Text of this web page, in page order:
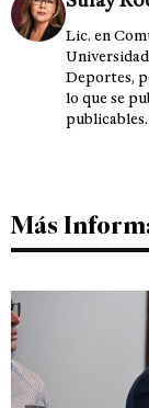
Lic. en
Deportes,
lo que se
publicables.
Más